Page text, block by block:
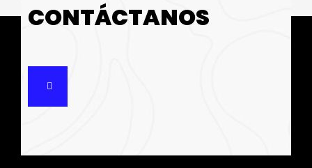
CONTÁCTANOS